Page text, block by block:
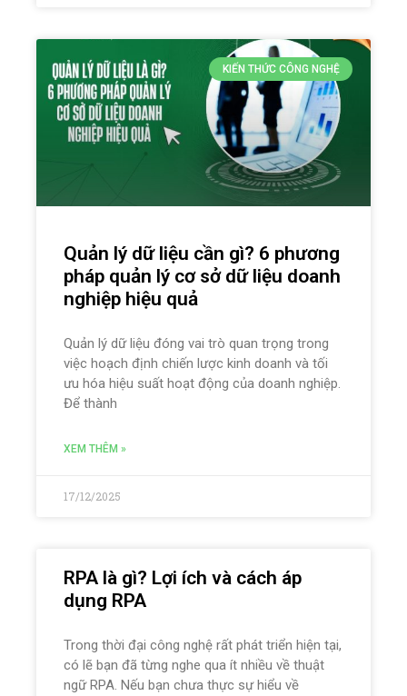
KIẾN THỨC CÔNG NGHỆ
Quản lý dữ liệu cần gì? 6 phương
pháp quản lý cơ sở dữ liệu doanh
nghiệp hiệu quả
Quản lý dữ liệu đóng vai trò quan trọng trong
việc hoạch định chiến lược kinh doanh và tối
ưu hóa hiệu suất hoạt động của doanh nghiệp.
Để thành
XEM THÊM »
17/12/2025
RPA là gì? Lợi ích và cách áp
dụng RPA
Trong thời đại công nghệ rất phát triển hiện tại,
có lẽ bạn đã từng nghe qua ít nhiều về thuật
ngữ RPA. Nếu bạn chưa thực sự hiểu về